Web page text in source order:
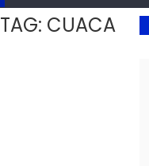
TAG: CUACA